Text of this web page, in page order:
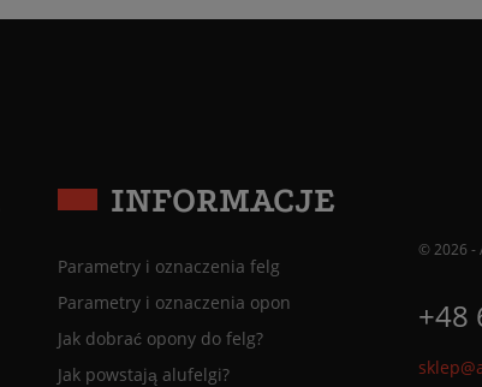
INFORMACJE
Parametry i oznaczenia felg
Parametry i oznaczenia opon
Jak dobrać opony do felg?
Jak powstają alufelgi?
© 2026 -
+48